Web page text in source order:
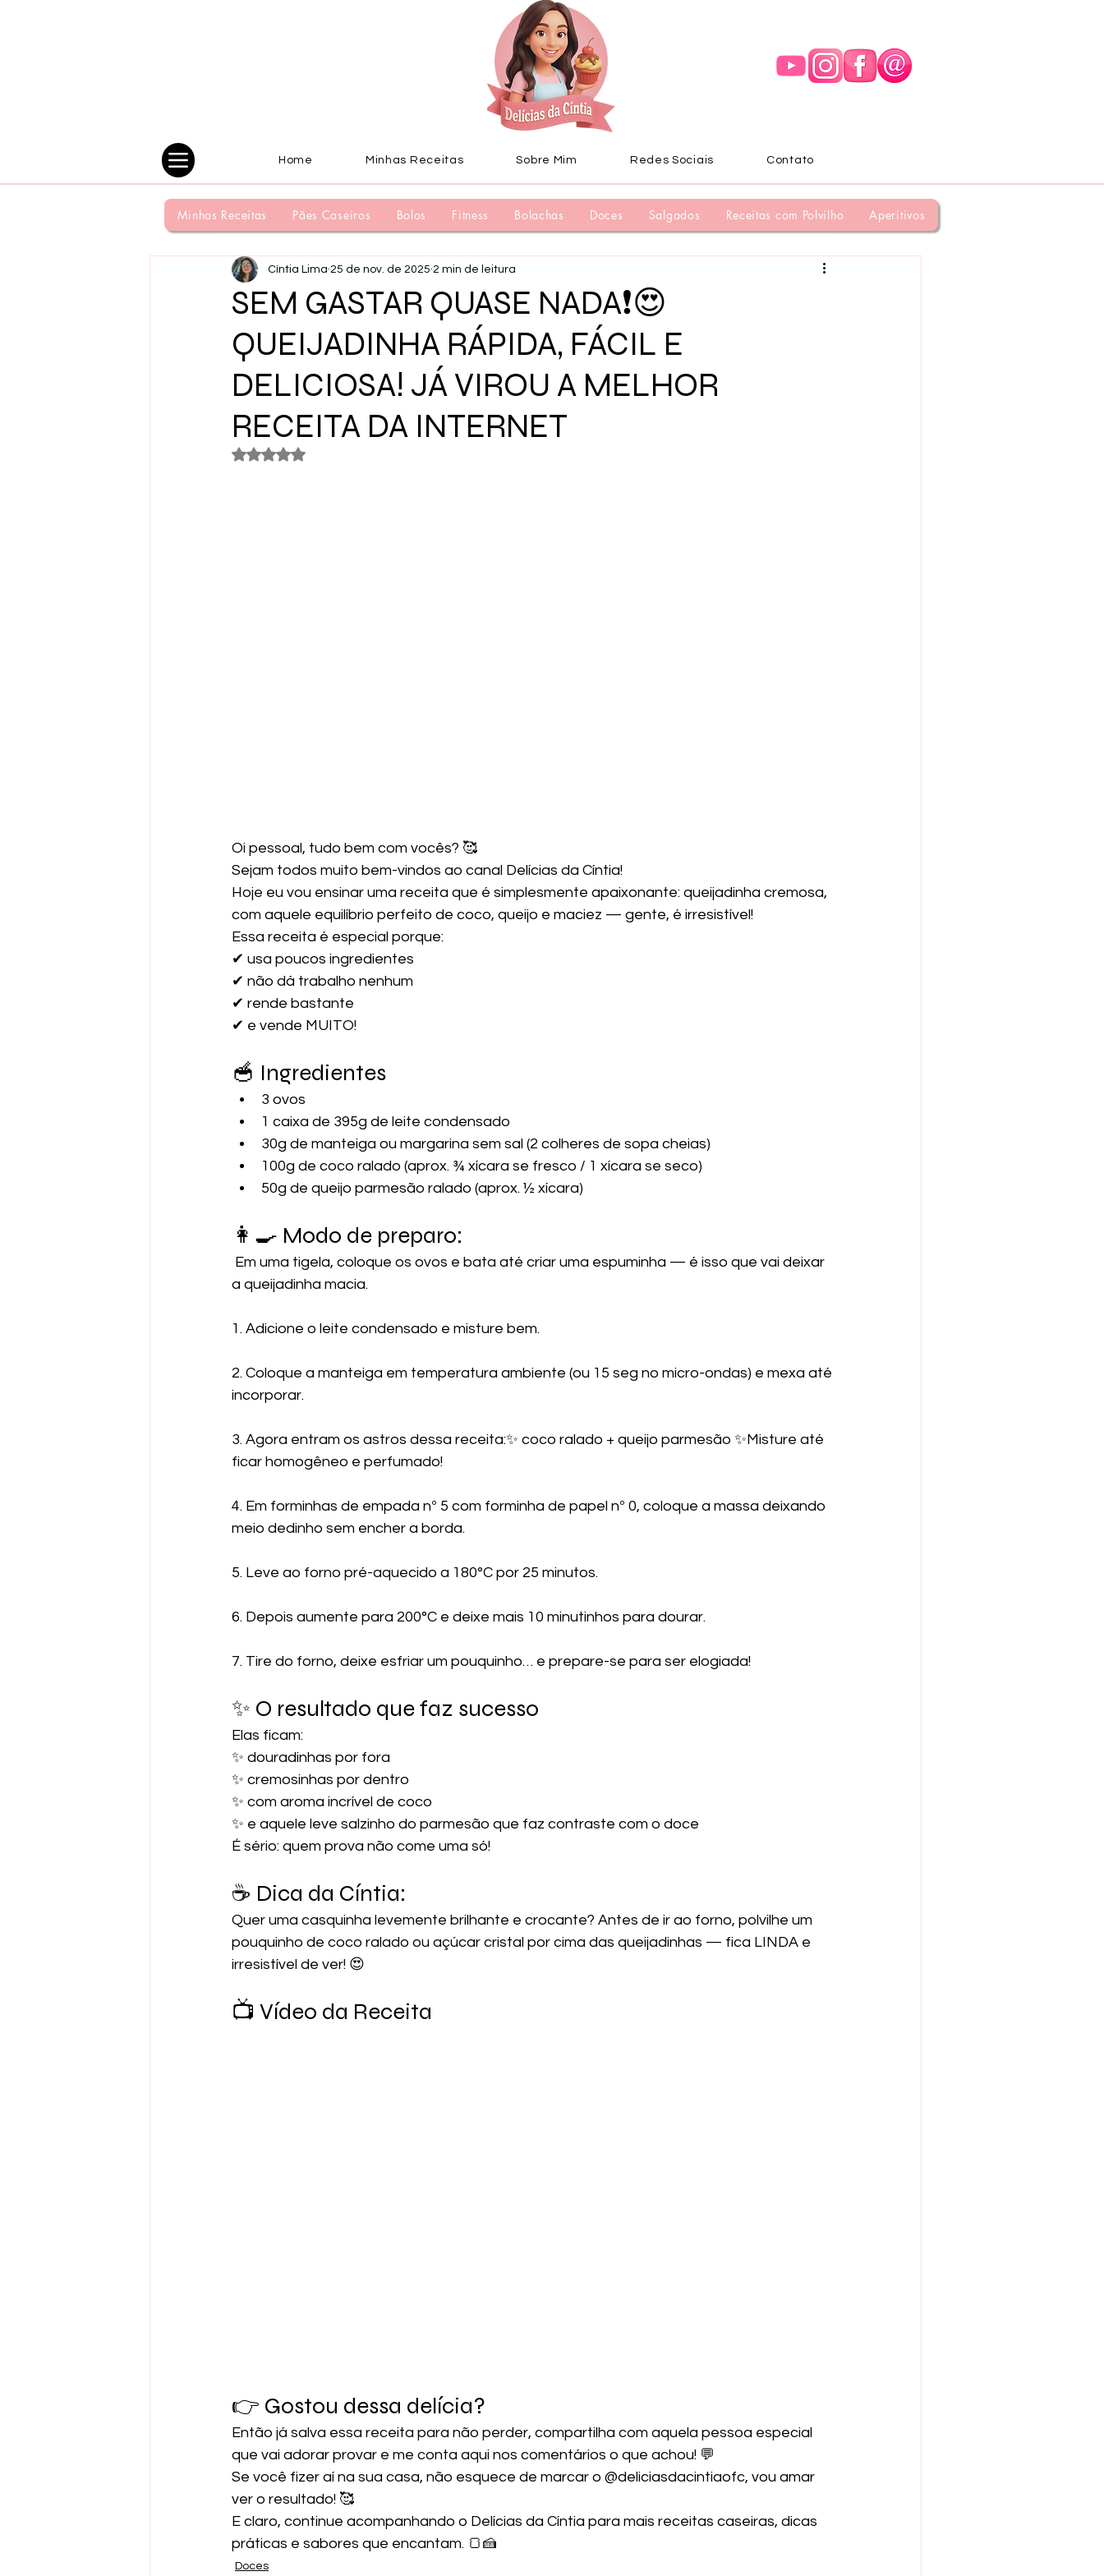
Home Minhas Receitas Sobre Mim Redes Sociais Contato
Minhas Receitas Pães Caseiros Bolos Fitness Bolachas Doces Salgados Receitas com Polvilho Aperitivos
SEM GASTAR QUASE NADA❗😍
QUEIJADINHA RÁPIDA, FÁCIL E
DELICIOSA! JÁ VIROU A MELHOR
RECEITA DA INTERNET
Cíntia Lima 25 de nov. de 2025 2 min de leitura
Avaliado com NaN de 5 estrelas.
Oi pessoal, tudo bem com vocês? 🥰
Sejam todos muito bem-vindos ao canal Delícias da Cíntia!
Hoje eu vou ensinar uma receita que é simplesmente apaixonante: queijadinha cremosa,
com aquele equilíbrio perfeito de coco, queijo e maciez — gente, é irresistível!
Essa receita é especial porque:
✔ usa poucos ingredientes
✔ não dá trabalho nenhum
✔ rende bastante
✔ e vende MUITO!
🥣 Ingredientes
3 ovos
1 caixa de 395g de leite condensado
30g de manteiga ou margarina sem sal (2 colheres de sopa cheias)
100g de coco ralado (aprox. ¾ xícara se fresco / 1 xícara se seco)
50g de queijo parmesão ralado (aprox. ½ xícara)
👩‍🍳 Modo de preparo:
a queijadinha macia.
1. Adicione o leite condensado e misture bem.
2. Coloque a manteiga em temperatura ambiente (ou 15 seg no micro-ondas) e mexa até
incorporar.
3. Agora entram os astros dessa receita:✨ coco ralado + queijo parmesão ✨Misture até
ficar homogêneo e perfumado!
4. Em forminhas de empada nº 5 com forminha de papel nº 0, coloque a massa deixando
meio dedinho sem encher a borda.
5. Leve ao forno pré-aquecido a 180°C por 25 minutos.
6. Depois aumente para 200°C e deixe mais 10 minutinhos para dourar.
7. Tire do forno, deixe esfriar um pouquinho… e prepare-se para ser elogiada!
✨ O resultado que faz sucesso
Elas ficam:
✨ douradinhas por fora
✨ cremosinhas por dentro
✨ com aroma incrível de coco
✨ e aquele leve salzinho do parmesão que faz contraste com o doce
É sério: quem prova não come uma só!
☕ Dica da Cíntia:
Quer uma casquinha levemente brilhante e crocante? Antes de ir ao forno, polvilhe um
pouquinho de coco ralado ou açúcar cristal por cima das queijadinhas — fica LINDA e
irresistível de ver! 😍
📺 Vídeo da Receita
👉 Gostou dessa delícia?
Então já salva essa receita para não perder, compartilha com aquela pessoa especial
que vai adorar provar e me conta aqui nos comentários o que achou! 💬
Se você fizer aí na sua casa, não esquece de marcar o @deliciasdacintiaofc, vou amar
ver o resultado! 🥰
E claro, continue acompanhando o Delícias da Cíntia para mais receitas caseiras, dicas
práticas e sabores que encantam. 🍞🍰
Doces